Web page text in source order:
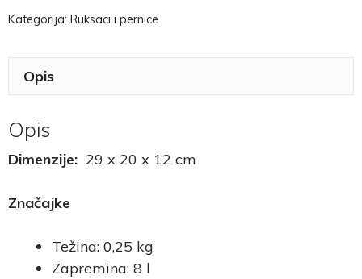
Kategorija: Ruksaci i pernice
Opis
Opis
Dimenzije: 29 x 20 x 12 cm
Značajke
Težina: 0,25 kg
Zapremina: 8 l